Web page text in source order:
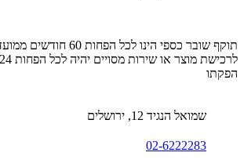
תוקף שובר כספי הינו לכל
הפקתו
שמואל הנגיד 12, ירושלים
02-6222283